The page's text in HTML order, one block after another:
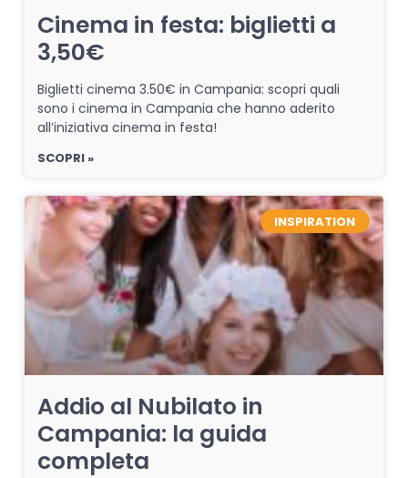
Cinema in festa: biglietti a
3,50€
Biglietti cinema 3.50€ in Campania: scopri quali
sono i cinema in Campania che hanno aderito
all’iniziativa cinema in festa!
SCOPRI »
INSPIRATION
Addio al Nubilato in
Campania: la guida
completa